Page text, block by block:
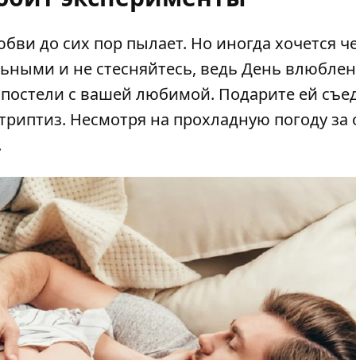
до сих пор пылает. Но иногда хочется
и не стесняйтесь, ведь День
с вашей любимой. Подарите ей
Несмотря на прохладную погоду за